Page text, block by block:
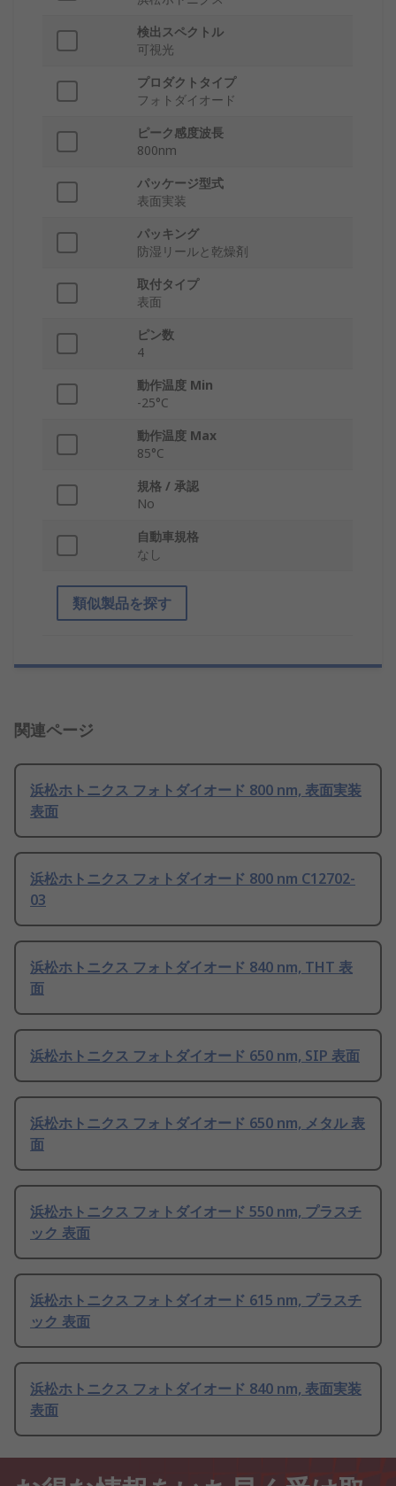
検出スペクトル
可視光
プロダクトタイプ
フォトダイオード
ピーク感度波長
800nm
パッケージ型式
表面実装
パッキング
防湿リールと乾燥剤
取付タイプ
表面
ピン数
4
動作温度 Min
-25°C
動作温度 Max
85°C
規格 / 承認
No
自動車規格
なし
類似製品を探す
関連ページ
浜松ホトニクス フォトダイオード 800 nm, 表面実装
表面
浜松ホトニクス フォトダイオード 800 nm C12702-
03
浜松ホトニクス フォトダイオード 840 nm, THT 表
面
浜松ホトニクス フォトダイオード 650 nm, SIP 表面
浜松ホトニクス フォトダイオード 650 nm, メタル 表
面
浜松ホトニクス フォトダイオード 550 nm, プラスチ
ック 表面
浜松ホトニクス フォトダイオード 615 nm, プラスチ
ック 表面
浜松ホトニクス フォトダイオード 840 nm, 表面実装
表面